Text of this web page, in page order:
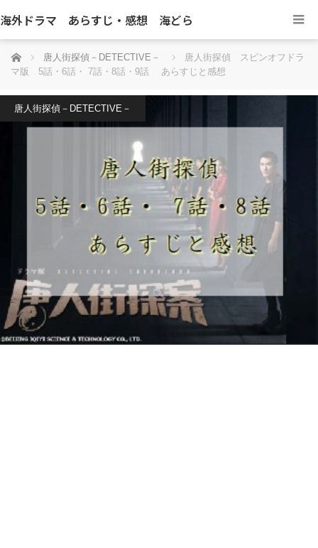
海外ドラマ あらすじ・感想 海どら
ホーム 唐人街探偵－DETECTIVE－
唐人街探偵 スピンオフドラ
マ版 5話・6話・ 7話・8話・9話 あらすじと感想
唐人街探偵－DETECTIVE－